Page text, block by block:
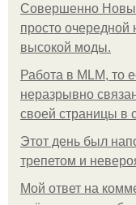
Совершенно
просто очередной
высокой моды.
Работа в MLM, то
неразрывно
своей страницы в
Этот день был
трепетом и
Мой ответ на